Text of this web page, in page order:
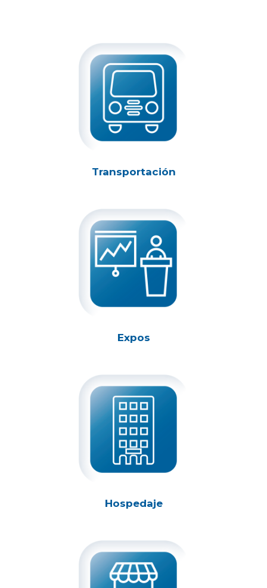
Transportación
Expos
Hospedaje